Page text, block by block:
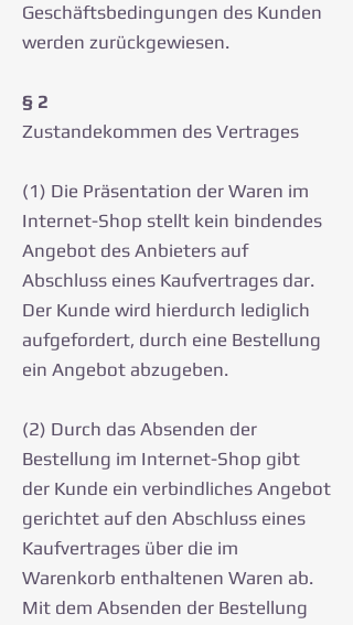
Geschäftsbedingungen des Kunden
werden zurückgewiesen.
§ 2
Zustandekommen des Vertrages
(1) Die Präsentation der Waren im
Internet-Shop stellt kein bindendes
Angebot des Anbieters auf
Abschluss eines Kaufvertrages dar.
Der Kunde wird hierdurch lediglich
aufgefordert, durch eine Bestellung
ein Angebot abzugeben.
(2) Durch das Absenden der
Bestellung im Internet-Shop gibt
der Kunde ein verbindliches Angebot
gerichtet auf den Abschluss eines
Kaufvertrages über die im
Warenkorb enthaltenen Waren ab.
Mit dem Absenden der Bestellung